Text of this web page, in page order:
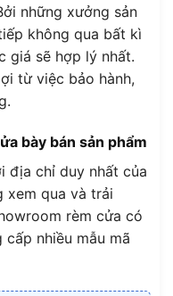
những xưởng sản
không qua bất kì
giá sẽ hợp lý nhất.
từ việc bảo hành,
bày bán sản phẩm
địa chỉ duy nhất của
xem qua và trải
rèm cửa có
nhiều mẫu mã